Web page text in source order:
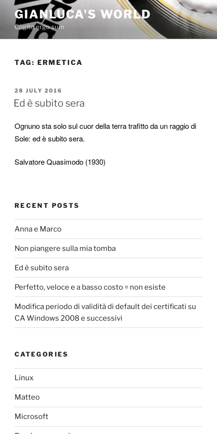
Skip
content
GIANLUCA'S WORLD
Cogito ergo sum
TAG: ERMETICA
POSTED
ON
28 JULY 2016
Ed è subito sera
Ognuno sta solo sul cuor della terra trafittoda un raggio di
Sole: edè subito sera.
Salvatore Quasimodo (1930)
RECENT POSTS
Anna e Marco
Non piangere sulla mia tomba
Ed è subito sera
Perfetto, veloce e a basso costo = non esiste
Modifica periodo di validità di default dei certificati su
CA Windows 2008 e successivi
CATEGORIES
Linux
Matteo
Microsoft